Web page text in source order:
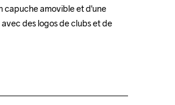
capuche amovible et d'une
des logos de clubs et de
capuche amovible et d'une
des logos de clubs et de